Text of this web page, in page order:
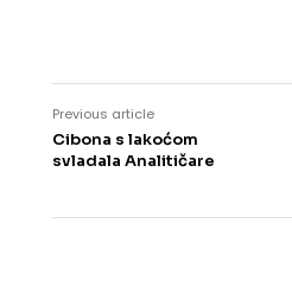
Previous article
Cibona s lakoćom
svladala Analitičare